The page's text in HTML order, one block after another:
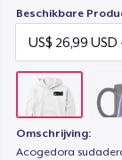
Beschikbare
Omschrijving:
Acogedora